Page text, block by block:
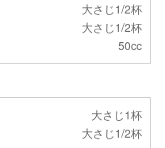
大さじ1/2杯
大さじ1/2杯
50cc
大さじ1杯
大さじ1/2杯